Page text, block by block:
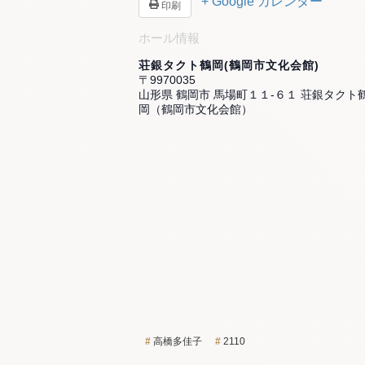
印刷
ホール情報
荘銀タクト鶴岡(鶴岡市文化会館)
〒9970035
山形県 鶴岡市 馬場町１１-６１ 荘銀タクト
岡（鶴岡市文化会館）
高橋多佳子 2110